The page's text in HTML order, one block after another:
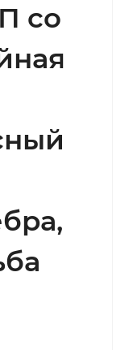
со